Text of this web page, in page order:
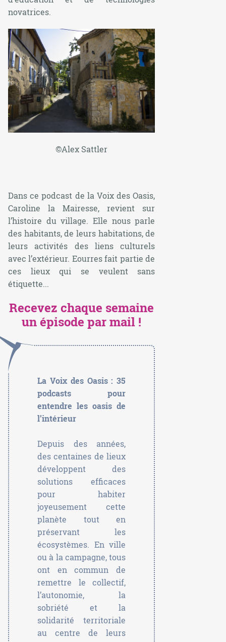
novatrices.
©Alex Sattler
Dans ce podcast de la Voix des Oasis,
Caroline la Mairesse, revient sur
l’histoire du village. Elle nous parle
des habitants, de leurs habitations, de
leurs activités des liens culturels
avec l’extérieur. Eourres fait partie de
ces lieux qui se veulent sans
étiquette...
Recevez chaque semaine
un épisode par mail !
La Voix des Oasis : 35
podcasts pour
entendre les oasis de
l’intérieur
Depuis des années,
des centaines de lieux
développent des
solutions efficaces
pour habiter
joyeusement cette
planète tout en
préservant les
écosystèmes. En ville
ou à la campagne, tous
ont en commun de
remettre le collectif,
l’autonomie, la
sobriété et la
solidarité territoriale
au centre de leurs